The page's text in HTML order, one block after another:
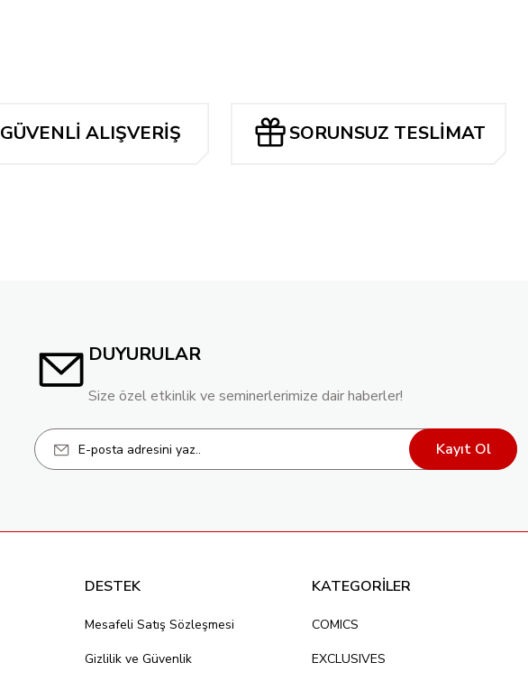
GÜVENLİ ALIŞVERİŞ SORUNSUZ TESLİMAT
DUYURULAR
Size özel etkinlik ve seminerlerimize dair haberler!
Kayıt Ol
DESTEK
Mesafeli Satış Sözleşmesi
Gizlilik ve Güvenlik
KATEGORİLER
COMICS
EXCLUSIVES